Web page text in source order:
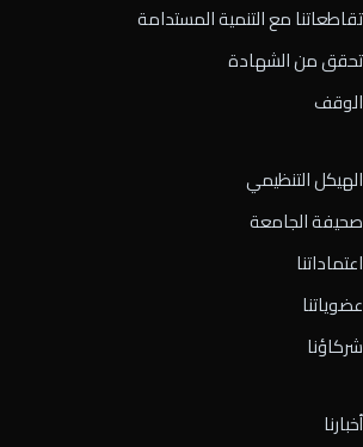
تقاطعاتنا مع التنمية المستدامة
تحقق من الشهادة
الوقف
الهيكل التنظيمي
صحيفة الجامعة
اعتماداتنا
عضوياتنا
شركاؤنا
أخبارنا